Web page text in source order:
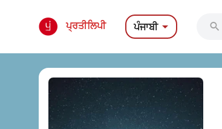
ਪ੍ਰਤੀਲਿਪੀ ਪੰਜਾਬੀ 